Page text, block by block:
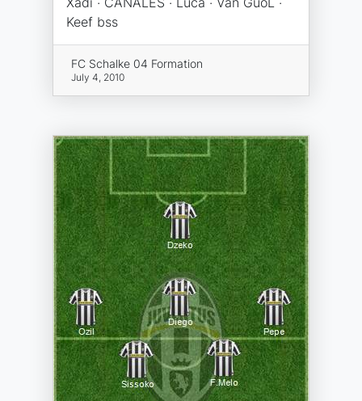
Keef bss
FC Schalke 04 Formation
July 4, 2010